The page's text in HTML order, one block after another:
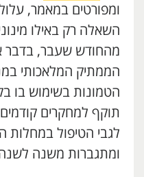
ומפורטים במאמר,
השאלה רק באילו
מהחודש שעבר, בדבר
הממתיק המלאכותי
הטמונות בשימוש בו
תוקף למחקרים
לגבי הטיפול במחלות
ומתגברות משנה